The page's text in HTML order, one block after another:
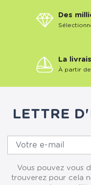
Des
La
À partir
LETTRE
Vous pouvez vous
trouverez pour cela